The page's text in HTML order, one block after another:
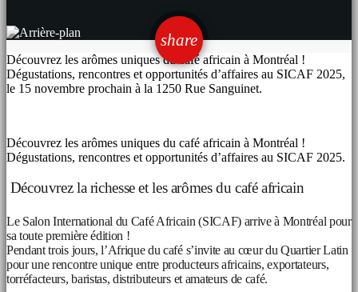
share
email
Découvrez les arômes uniques du café africain à Montréal !
Dégustations, rencontres et opportunités d’affaires au SICAF 2025,
le 15 novembre prochain à la 1250 Rue Sanguinet.
Découvrez les arômes uniques du café africain à Montréal !
Dégustations, rencontres et opportunités d’affaires au SICAF 2025.
Découvrez la richesse et les arômes du café africain
Le Salon International du Café Africain (SICAF) arrive à Montréal pour
sa toute première édition !
Pendant trois jours, l’Afrique du café s’invite au cœur du Quartier Latin
pour une rencontre unique entre producteurs africains, exportateurs,
torréfacteurs, baristas, distributeurs et amateurs de café.